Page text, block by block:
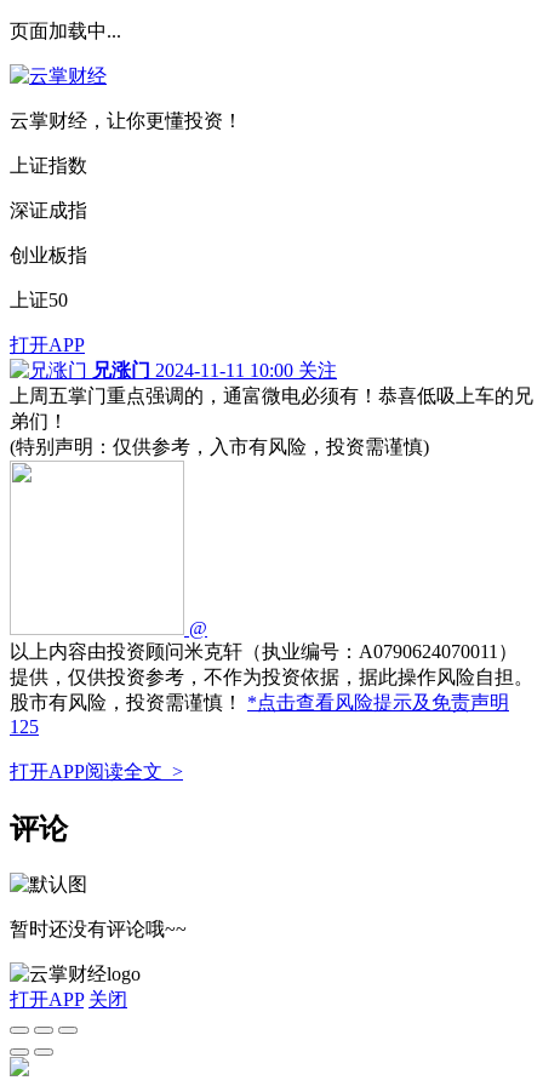
页面加载中...
云掌财经，让你更懂投资！
上证指数
深证成指
创业板指
上证50
打开APP
兄涨门 2024-11-11 10:00 关注
上周五掌门重点强调的，通富微电必须有！恭喜低吸上车的兄
弟们！
(特别声明：仅供参考，入市有风险，投资需谨慎)
@
以上内容由投资顾问米克轩（执业编号：A0790624070011）
提供，仅供投资参考，不作为投资依据，据此操作风险自担。
股市有风险，投资需谨慎！ *点击查看风险提示及免责声明
125
打开APP阅读全文 >
评论
暂时还没有评论哦~~
打开APP 关闭